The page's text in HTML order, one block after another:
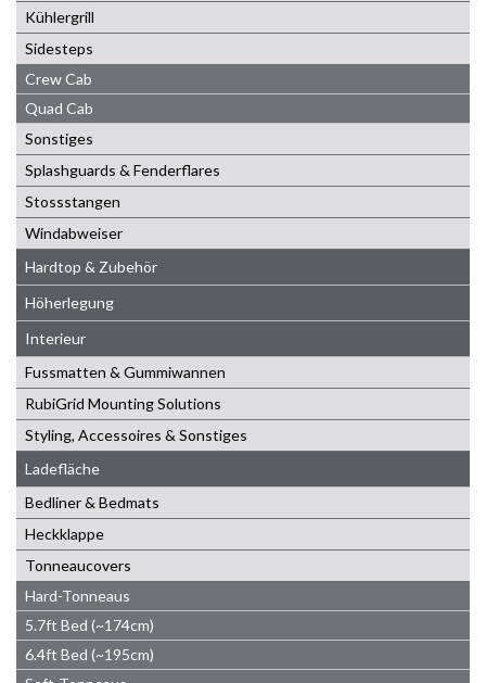
Kühlergrill
Sidesteps
Crew Cab
Quad Cab
Sonstiges
Splashguards & Fenderflares
Stossstangen
Windabweiser
Hardtop & Zubehör
Höherlegung
Interieur
Fussmatten & Gummiwannen
RubiGrid Mounting Solutions
Styling, Accessoires & Sonstiges
Ladefläche
Bedliner & Bedmats
Heckklappe
Tonneaucovers
Hard-Tonneaus
5.7ft Bed (~174cm)
6.4ft Bed (~195cm)